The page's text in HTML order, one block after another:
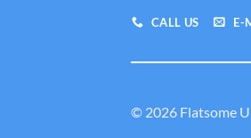
CALL US E-
© 2026 Flatsome